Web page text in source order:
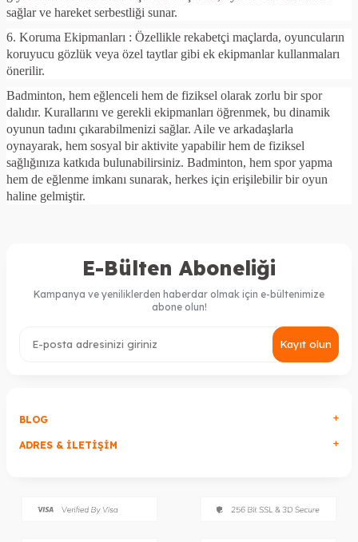
sağlar ve hareket serbestliği sunar.
6. Koruma Ekipmanları : Özellikle rekabetçi maçlarda, oyuncuların
koruyucu gözlük veya özel taytlar gibi ek ekipmanlar kullanmaları
önerilir.
Badminton, hem eğlenceli hem de fiziksel olarak zorlu bir spor
dalıdır. Kurallarını ve gerekli ekipmanları öğrenmek, bu dinamik
oyunun tadını çıkarabilmenizi sağlar. Aile ve arkadaşlarla
oynayarak, hem sosyal bir aktivite yapabilir hem de fiziksel
sağlığınıza katkıda bulunabilirsiniz. Badminton, hem spor yapma
hem de eğlenme imkanı sunarak, herkes için erişilebilir bir oyun
haline gelmiştir.
E-Bülten Aboneliği
Kampanya ve yeniliklerden haberdar olmak için e-bültenimize
abone olun!
Kayıt olun
BLOG
ADRES & İLETIŞIM